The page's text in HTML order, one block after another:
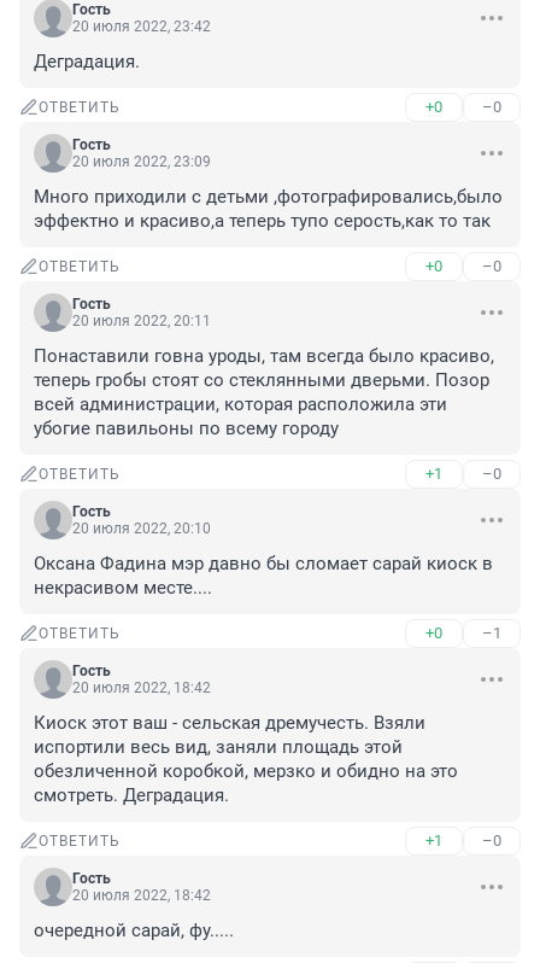
Гость
20 июля 2022, 23:42
Деградация.
ОТВЕТИТЬ +0 –0
Гость
20 июля 2022, 23:09
Много приходили с детьми ,фотографировались,было
эффектно и красиво,а теперь тупо серость,как то так
ОТВЕТИТЬ +0 –0
Гость
20 июля 2022, 20:11
Понаставили говна уроды, там всегда было красиво,
теперь гробы стоят со стеклянными дверьми. Позор
всей администрации, которая расположила эти
убогие павильоны по всему городу
ОТВЕТИТЬ +1 –0
Гость
20 июля 2022, 20:10
Оксана Фадина мэр давно бы сломает сарай киоск в
некрасивом месте....
ОТВЕТИТЬ +0 –1
Гость
20 июля 2022, 18:42
Киоск этот ваш - сельская дремучесть. Взяли
испортили весь вид, заняли площадь этой
обезличенной коробкой, мерзко и обидно на это
смотреть. Деградация.
ОТВЕТИТЬ +1 –0
Гость
20 июля 2022, 18:42
очередной сарай, фу.....